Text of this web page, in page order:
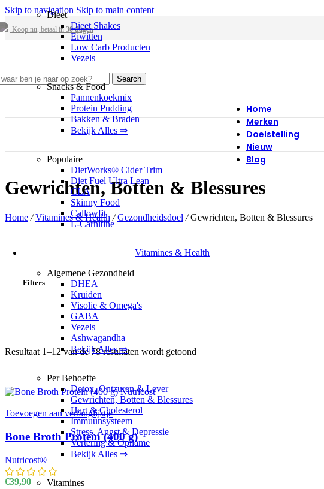
Skip to navigation Skip to main content
Koop nu, betaal in 30 dagen
Search
Dieet
Dieet Shakes
Eiwitten
Low Carb Producten
Vezels
Snacks & Food
Pannenkoekmix
Protein Pudding
Bakken & Braden
Bekijk Alles ⇒
Populaire
DietWorks® Cider Trim
Diet Fuel Ultra Lean
CLA
Skinny Food
Callowfit
L-Carnitine
Vitamines & Health
Algemene Gezondheid
DHEA
Kruiden
Visolie & Omega's
GABA
Vezels
Ashwagandha
Bekijk Alles ⇒
Per Behoefte
Detox, Ontzuren & Lever
Gewrichten, Botten & Blessures
Hart & Cholesterol
Immuunsysteem
Stress, Angst & Depressie
Vertering & Opname
Bekijk Alles ⇒
Vitamines
Home
Merken
Doelstelling
Nieuw
Blog
Gewrichten, Botten & Blessures
Home / Vitamines & Health / Gezondheidsdoel / Gewrichten, Botten & Blessures
Filters
Resultaat 1–12 van de 78 resultaten wordt getoond
Toevoegen aan verlanglijstje
Bone Broth Protein (400 g)
Nutricost®
€39,90